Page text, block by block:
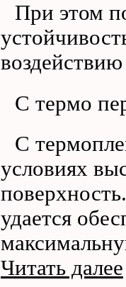
При этом
С термо
С
условиях
удается
Читать далее